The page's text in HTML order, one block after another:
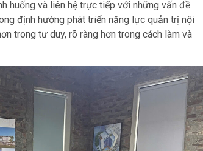
huống và liên hệ trực tiếp với những vấn đề
định hướng phát triển năng lực quản trị nội
trong tư duy, rõ ràng hơn trong cách làm và